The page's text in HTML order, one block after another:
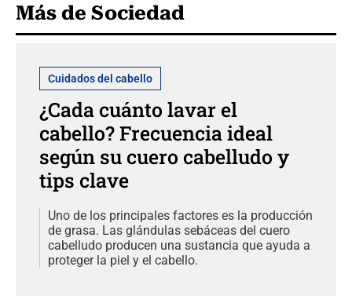
Más de Sociedad
Cuidados del cabello
¿Cada cuánto lavar el
cabello? Frecuencia ideal
según su cuero cabelludo y
tips clave
Uno de los principales factores es la producción
de grasa. Las glándulas sebáceas del cuero
cabelludo producen una sustancia que ayuda a
proteger la piel y el cabello.